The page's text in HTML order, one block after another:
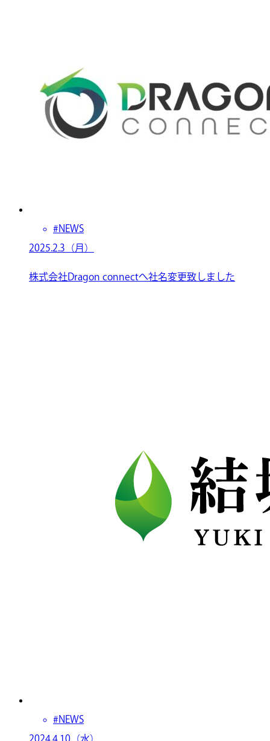
#NEWS
2025.2.3（月）
株式会社Dragon connectへ社名変更致しました
#NEWS
2024.4.10（水）